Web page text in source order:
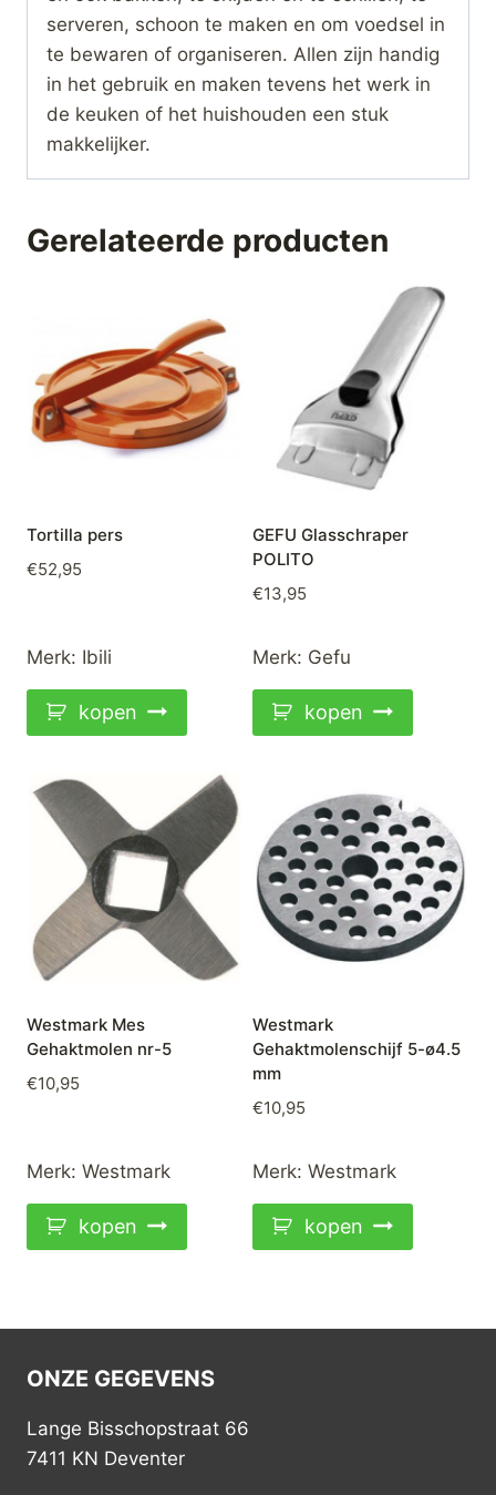
serveren, schoon te maken en om voedsel in
te bewaren of organiseren. Allen zijn handig
in het gebruik en maken tevens het werk in
de keuken of het huishouden een stuk
makkelijker.
Gerelateerde producten
Tortilla pers
€52,95
Merk: Ibili
kopen
GEFU Glasschraper
POLITO
€13,95
Merk: Gefu
kopen
Westmark Mes
Gehaktmolen nr-5
€10,95
Merk: Westmark
kopen
Westmark
Gehaktmolenschijf 5-ø4.5
mm
€10,95
Merk: Westmark
kopen
ONZE GEGEVENS
Lange Bisschopstraat 66
7411 KN Deventer